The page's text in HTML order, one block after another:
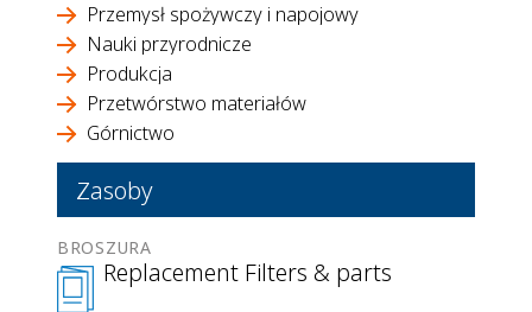
Przemysł spożywczy i napojowy
Nauki przyrodnicze
Produkcja
Przetwórstwo materiałów
Górnictwo
Zasoby
BROSZURA
Replacement Filters & parts